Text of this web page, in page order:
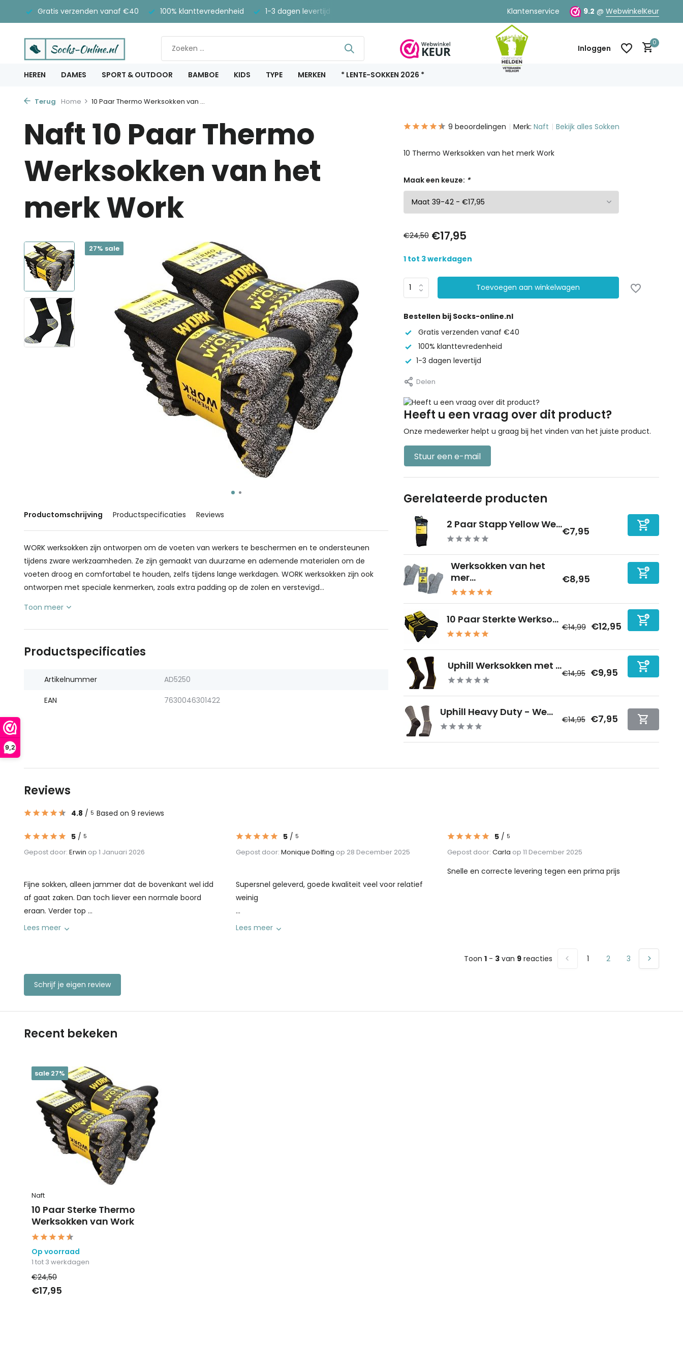
9,2
Gratis verzenden vanaf €40 100% klanttevredenheid 1-3 dagen levertijd 100% klanttevredenheid
Klantenservice 9.2 @ WebwinkelKeur
Inloggen
0
HEREN DAMES SPORT & OUTDOOR BAMBOE KIDS TYPE MERKEN * LENTE-SOKKEN 2026 *
Terug Home 10 Paar Thermo Werksokken van ...
Naft 10 Paar Thermo
Werksokken van het
merk Work
27% sale
Productomschrijving Productspecificaties Reviews
WORK werksokken zijn ontworpen om de voeten van werkers te beschermen en te ondersteunen
tijdens zware werkzaamheden. Ze zijn gemaakt van duurzame en ademende materialen om de
voeten droog en comfortabel te houden, zelfs tijdens lange werkdagen. WORK werksokken zijn ook
ontworpen met speciale kenmerken, zoals extra padding op de zolen en verstevigd...
Toon meer
Productspecificaties
Artikelnummer AD5250
EAN 7630046301422
9 beoordelingen Merk: Naft Bekijk alles Sokken
10 Thermo Werksokken van het merk Work
Maak een keuze: *
€24,50 €17,95
1 tot 3 werkdagen
Toevoegen aan winkelwagen
Bestellen bij Socks-online.nl
Gratis verzenden vanaf €40
100% klanttevredenheid
1-3 dagen levertijd
Delen
Heeft u een vraag over dit product?
Onze medewerker helpt u graag bij het vinden van het juiste product.
Stuur een e-mail
Gerelateerde producten
2 Paar Stapp Yellow We...
€7,95
Werksokken van het
mer...
€8,95
10 Paar Sterkte Werkso...
€14,99 €12,95
Uphill Werksokken met ...
€14,95 €9,95
Uphill Heavy Duty - We...
€14,95 €7,95
Reviews
4.8 / 5 Based on 9 reviews
5 / 5
Gepost door: Erwin op 1 Januari 2026
Fijne sokken, alleen jammer dat de bovenkant wel idd
af gaat zaken. Dan toch liever een normale boord
eraan. Verder top ...
Lees meer
5/ 5
Gepost door: Monique Dolfing op 28 December 2025
Supersnel geleverd, goede kwaliteit veel voor relatief
weinig
...
Lees meer
5 / 5
Gepost door:Carla op 11 December 2025
Snelle en correcte levering tegen een prima prijs
Toon 1 - 3 van 9 reacties 1 2 3
Schrijf je eigen review
Recent bekeken
sale 27%
Naft
10 Paar Sterke Thermo
Werksokken van Work
Op voorraad
1 tot 3 werkdagen
€24,50
€17,95